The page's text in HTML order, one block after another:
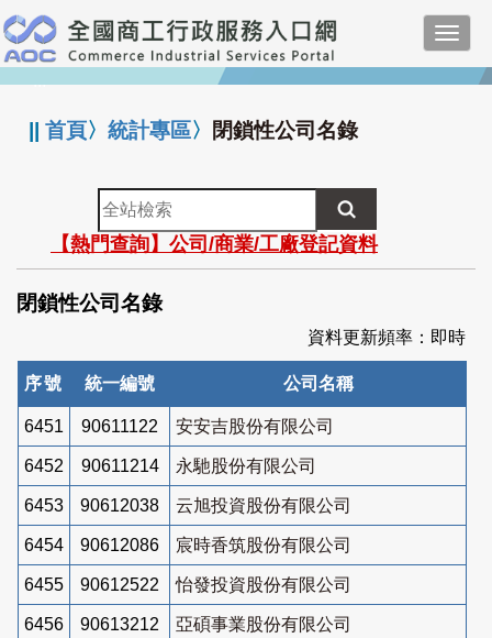
跳
到
主
要
:::
||首頁〉統計專區〉 閉鎖性公司名錄
全
站
檢
索
【熱門查詢】公司/商業/工廠登記資料
閉鎖性公司名錄
資料更新頻率：即時
序號 統一編號 公司名稱
6451 90611122 安安吉股份有限公司
6452 90611214 永馳股份有限公司
6453 90612038 云旭投資股份有限公司
6454 90612086 宸時香筑股份有限公司
6455 90612522 怡發投資股份有限公司
6456 90613212 亞碩事業股份有限公司